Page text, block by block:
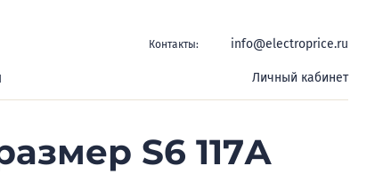
Контакты: info@electroprice.ru
Личный кабинет
S6 117А